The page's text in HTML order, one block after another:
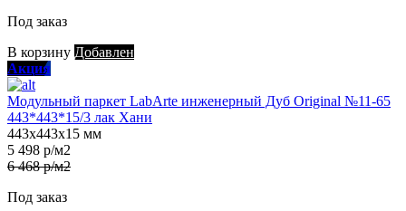
Под заказ
В корзину Добавлен
Акция
Модульный паркет LabArte инженерный Дуб Original №11-65
443*443*15/3 лак Хани
443х443х15 мм
5 498 р/м2
6 468 р/м2
Под заказ